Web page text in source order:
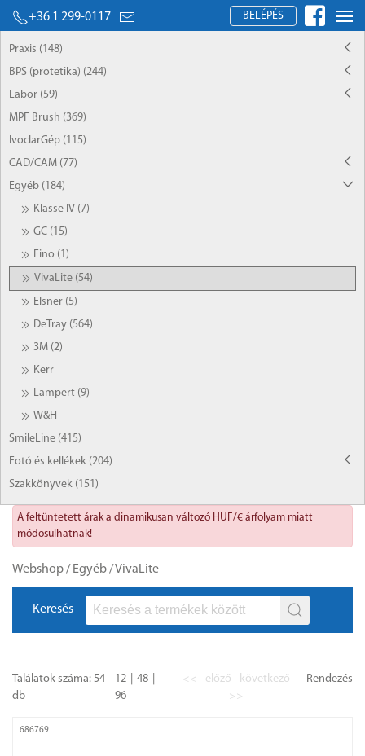
+36 1 299-0117 BELÉPÉS
Praxis (148)
BPS (protetika) (244)
Labor (59)
MPF Brush (369)
IvoclarGép (115)
CAD/CAM (77)
Egyéb (184)
Klasse IV (7)
GC (15)
Fino (1)
VivaLite (54)
Elsner (5)
DeTray (564)
3M (2)
Kerr
Lampert (9)
W&H
SmileLine (415)
Fotó és kellékek (204)
Szakkönyvek (151)
A feltüntetett árak a dinamikusan változó HUF/€ árfolyam miatt
módosulhatnak!
Webshop/ Egyéb/VivaLite
Keresés
Találatok száma: 54
db
12
48
96
<< előző
következő
>>
Rendezés
686769